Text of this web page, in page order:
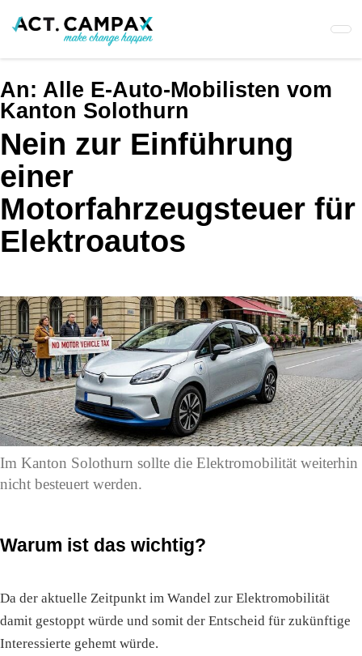
An: Alle E-Auto-Mobilisten vom
Kanton Solothurn
Nein zur Einführung
einer
Motorfahrzeugsteuer für
Elektroautos
Im Kanton Solothurn sollte die Elektromobilität weiterhin
nicht besteuert werden.
Warum ist das wichtig?
Da der aktuelle Zeitpunkt im Wandel zur Elektromobilität
damit gestoppt würde und somit der Entscheid für zukünftige
Interessierte gehemt würde.